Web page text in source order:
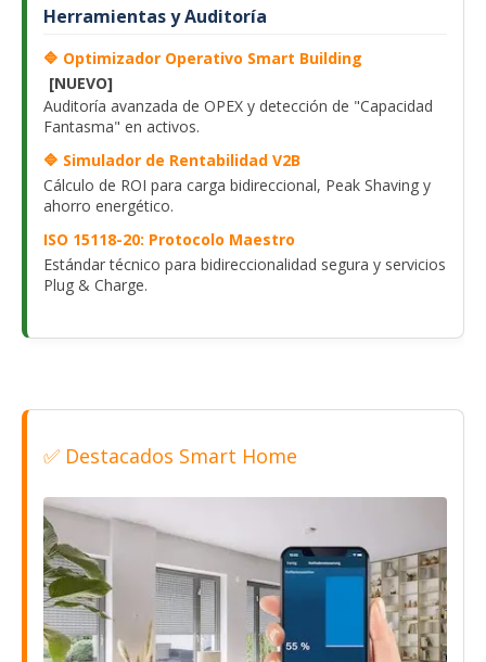
Herramientas y Auditoría
🔷 Optimizador Operativo Smart Building
[NUEVO]
Auditoría avanzada de OPEX y detección de "Capacidad
Fantasma" en activos.
🔷 Simulador de Rentabilidad V2B
Cálculo de ROI para carga bidireccional, Peak Shaving y
ahorro energético.
ISO 15118-20: Protocolo Maestro
Estándar técnico para bidireccionalidad segura y servicios
Plug & Charge.
✅ Destacados Smart Home